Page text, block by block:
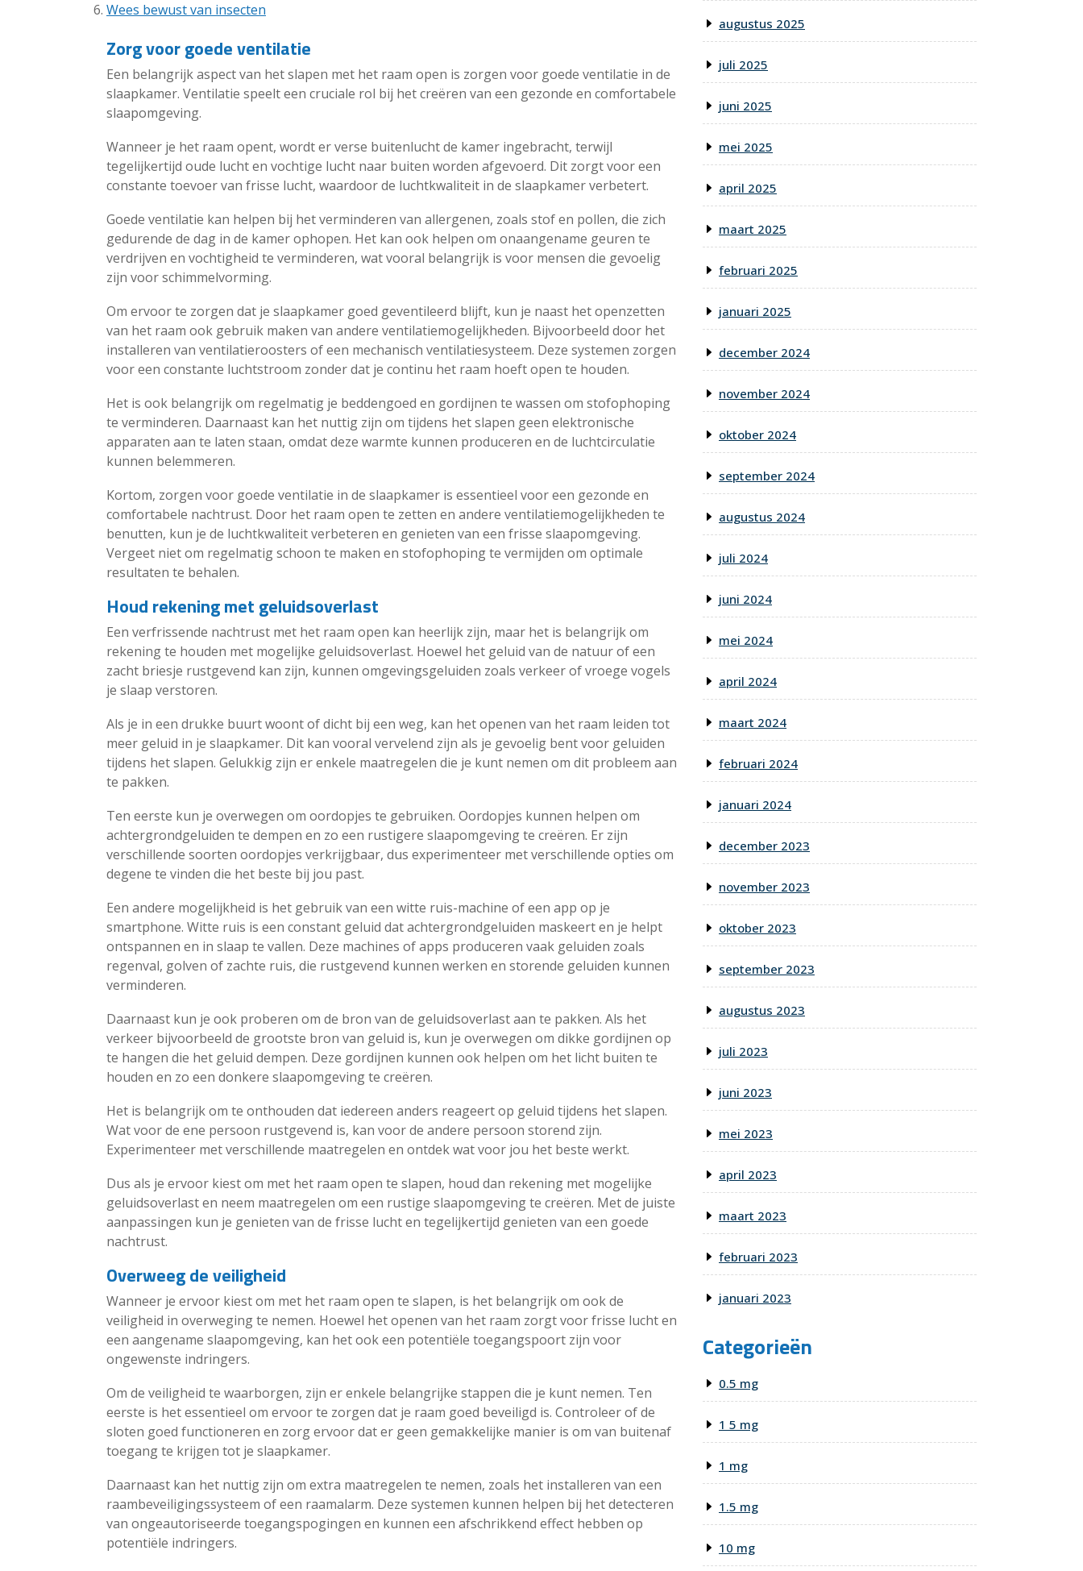
Wees bewust van insecten
Zorg voor goede ventilatie
Een belangrijk aspect van het slapen met het raam open is zorgen voor goede ventilatie in de
slaapkamer. Ventilatie speelt een cruciale rol bij het creëren van een gezonde en comfortabele
slaapomgeving.
Wanneer je het raam opent, wordt er verse buitenlucht de kamer ingebracht, terwijl
tegelijkertijd oude lucht en vochtige lucht naar buiten worden afgevoerd. Dit zorgt voor een
constante toevoer van frisse lucht, waardoor de luchtkwaliteit in de slaapkamer verbetert.
Goede ventilatie kan helpen bij het verminderen van allergenen, zoals stof en pollen, die zich
gedurende de dag in de kamer ophopen. Het kan ook helpen om onaangename geuren te
verdrijven en vochtigheid te verminderen, wat vooral belangrijk is voor mensen die gevoelig
zijn voor schimmelvorming.
Om ervoor te zorgen dat je slaapkamer goed geventileerd blijft, kun je naast het openzetten
van het raam ook gebruik maken van andere ventilatiemogelijkheden. Bijvoorbeeld door het
installeren van ventilatieroosters of een mechanisch ventilatiesysteem. Deze systemen zorgen
voor een constante luchtstroom zonder dat je continu het raam hoeft open te houden.
Het is ook belangrijk om regelmatig je beddengoed en gordijnen te wassen om stofophoping
te verminderen. Daarnaast kan het nuttig zijn om tijdens het slapen geen elektronische
apparaten aan te laten staan, omdat deze warmte kunnen produceren en de luchtcirculatie
kunnen belemmeren.
Kortom, zorgen voor goede ventilatie in de slaapkamer is essentieel voor een gezonde en
comfortabele nachtrust. Door het raam open te zetten en andere ventilatiemogelijkheden te
benutten, kun je de luchtkwaliteit verbeteren en genieten van een frisse slaapomgeving.
Vergeet niet om regelmatig schoon te maken en stofophoping te vermijden om optimale
resultaten te behalen.
Houd rekening met geluidsoverlast
Een verfrissende nachtrust met het raam open kan heerlijk zijn, maar het is belangrijk om
rekening te houden met mogelijke geluidsoverlast. Hoewel het geluid van de natuur of een
zacht briesje rustgevend kan zijn, kunnen omgevingsgeluiden zoals verkeer of vroege vogels
je slaap verstoren.
Als je in een drukke buurt woont of dicht bij een weg, kan het openen van het raam leiden tot
meer geluid in je slaapkamer. Dit kan vooral vervelend zijn als je gevoelig bent voor geluiden
tijdens het slapen. Gelukkig zijn er enkele maatregelen die je kunt nemen om dit probleem aan
te pakken.
Ten eerste kun je overwegen om oordopjes te gebruiken. Oordopjes kunnen helpen om
achtergrondgeluiden te dempen en zo een rustigere slaapomgeving te creëren. Er zijn
verschillende soorten oordopjes verkrijgbaar, dus experimenteer met verschillende opties om
degene te vinden die het beste bij jou past.
Een andere mogelijkheid is het gebruik van een witte ruis-machine of een app op je
smartphone. Witte ruis is een constant geluid dat achtergrondgeluiden maskeert en je helpt
ontspannen en in slaap te vallen. Deze machines of apps produceren vaak geluiden zoals
regenval, golven of zachte ruis, die rustgevend kunnen werken en storende geluiden kunnen
verminderen.
Daarnaast kun je ook proberen om de bron van de geluidsoverlast aan te pakken. Als het
verkeer bijvoorbeeld de grootste bron van geluid is, kun je overwegen om dikke gordijnen op
te hangen die het geluid dempen. Deze gordijnen kunnen ook helpen om het licht buiten te
houden en zo een donkere slaapomgeving te creëren.
Het is belangrijk om te onthouden dat iedereen anders reageert op geluid tijdens het slapen.
Wat voor de ene persoon rustgevend is, kan voor de andere persoon storend zijn.
Experimenteer met verschillende maatregelen en ontdek wat voor jou het beste werkt.
Dus als je ervoor kiest om met het raam open te slapen, houd dan rekening met mogelijke
geluidsoverlast en neem maatregelen om een rustige slaapomgeving te creëren. Met de juiste
aanpassingen kun je genieten van de frisse lucht en tegelijkertijd genieten van een goede
nachtrust.
Overweeg de veiligheid
Wanneer je ervoor kiest om met het raam open te slapen, is het belangrijk om ook de
veiligheid in overweging te nemen. Hoewel het openen van het raam zorgt voor frisse lucht en
een aangename slaapomgeving, kan het ook een potentiële toegangspoort zijn voor
ongewenste indringers.
Om de veiligheid te waarborgen, zijn er enkele belangrijke stappen die je kunt nemen. Ten
eerste is het essentieel om ervoor te zorgen dat je raam goed beveiligd is. Controleer of de
sloten goed functioneren en zorg ervoor dat er geen gemakkelijke manier is om van buitenaf
toegang te krijgen tot je slaapkamer.
Daarnaast kan het nuttig zijn om extra maatregelen te nemen, zoals het installeren van een
raambeveiligingssysteem of een raamalarm. Deze systemen kunnen helpen bij het detecteren
van ongeautoriseerde toegangspogingen en kunnen een afschrikkend effect hebben op
potentiële indringers.
augustus 2025
juli 2025
juni 2025
mei 2025
april 2025
maart 2025
februari 2025
januari 2025
december 2024
november 2024
oktober 2024
september 2024
augustus 2024
juli 2024
juni 2024
mei 2024
april 2024
maart 2024
februari 2024
januari 2024
december 2023
november 2023
oktober 2023
september 2023
augustus 2023
juli 2023
juni 2023
mei 2023
april 2023
maart 2023
februari 2023
januari 2023
Categorieën
0.5 mg
1 5 mg
1 mg
1.5 mg
10 mg